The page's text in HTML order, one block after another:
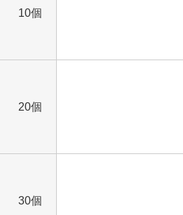
10個
20個
30個